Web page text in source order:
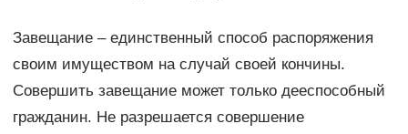
Завещание – единственный способ распоряжения
своим имуществом на случай своей кончины.
Совершить завещание может только дееспособный
гражданин. Не разрешается совершение